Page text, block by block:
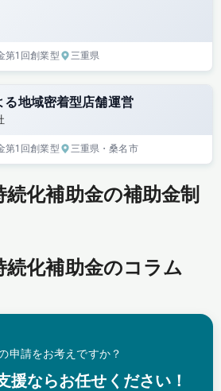
第1回創業型 三重県
地域密着型店舗運営
第1回創業型 三重県 ・桑名市
化補助金の補助金制
続化補助金のコラム
申請をお考えですか？
援ならお任せください！